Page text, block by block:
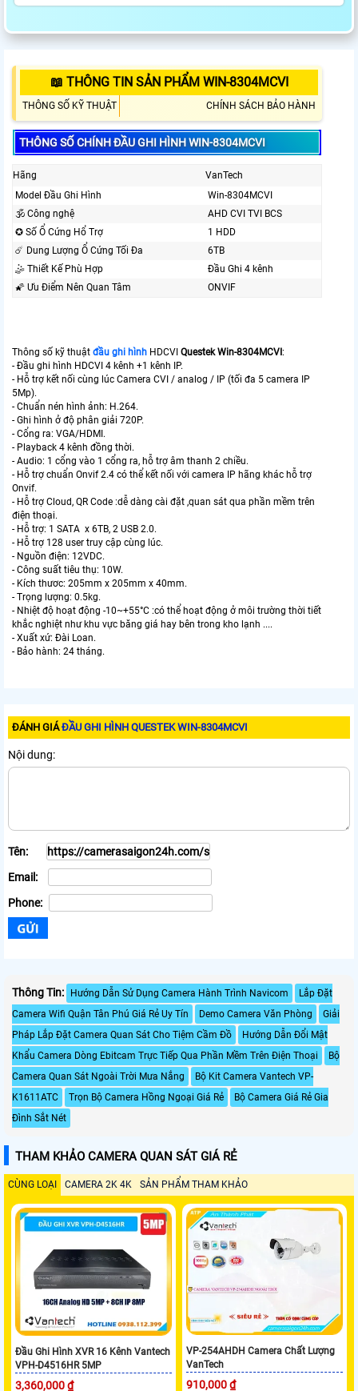
📖 THÔNG TIN SẢN PHẨM WIN-8304MCVI
THÔNG SỐ KỸ THUẬT CHÍNH SÁCH BẢO HÀNH
THÔNG SỐ CHÍNH ĐẦU GHI HÌNH WIN-8304MCVI
Hãng
VanTech
Model Đầu Ghi Hình
Win-8304MCVI
🕉️ Công nghệ
AHD CVI TVI BCS
✪ Số Ổ Cứng Hổ Trợ
1 HDD
☄️ Dung Lượng Ổ Cứng Tối Đa
6TB
🤹 Thiết Kế Phù Hợp
Đầu Ghi 4 kênh
🌠 Ưu Điểm Nên Quan Tâm
ONVIF
Thông số kỹ thuật đầu ghi hình HDCVI Questek Win-8304MCVI :
- Đầu ghi hình HDCVI 4 kênh +1 kênh IP.
- Hỗ trợ kết nối cùng lúc Camera CVI / analog / IP (tối đa 5 camera IP
5Mp).
- Chuẩn nén hình ảnh: H.264.
- Ghi hình ở độ phân giải 720P.
- Cổng ra: VGA/HDMI.
- Playback 4 kênh đồng thời.
- Audio: 1 cổng vào 1 cổng ra, hỗ trợ âm thanh 2 chiều.
- Hỗ trợ chuẩn Onvif 2.4 có thể kết nối với camera IP hãng khác hỗ trợ
Onvif.
- Hỗ trợ Cloud, QR Code :dễ dàng cài đặt ,quan sát qua phần mềm trên
điện thoại.
- Hỗ trợ: 1 SATA x 6TB, 2 USB 2.0.
- Hỗ trợ 128 user truy cập cùng lúc.
- Nguồn điện: 12VDC.
- Công suất tiêu thụ: 10W.
- Kích thươc: 205mm x 205mm x 40mm.
- Trọng lượng: 0.5kg.
- Nhiệt độ hoạt động -10~+55°C :có thể hoạt động ở môi trường thời tiết
khắc nghiệt như khu vực băng giá hay bên trong kho lạnh ....
- Xuất xứ: Đài Loan.
- Bảo hành: 24 tháng.
ĐÁNH GIÁĐẦU GHI HÌNH QUESTEK WIN-8304MCVI
Nội dung:
Tên:
Email:
Phone:
Thông Tin: Hướng Dẫn Sử Dụng Camera Hành Trình Navicom
Lắp Đặt
Camera Wifi Quận Tân Phú Giá Rẻ Uy Tín
Demo Camera Văn Phòng
Giải
Pháp Lắp Đặt Camera Quan Sát Cho Tiệm Cầm Đồ
Hướng Dẫn Đổi Mật
Khẩu Camera Dòng Ebitcam Trực Tiếp Qua Phần Mềm Trên Điện Thoại
Bộ
Camera Quan Sát Ngoài Trời Mưa Nắng
Bộ Kit Camera Vantech VP-
K1611ATC
Trọn Bộ Camera Hồng Ngoại Giá Rẻ
Bộ Camera Giá Rẻ Gia
Đình Sắt Nét
THAM KHẢO CAMERA QUAN SÁT GIÁ RẺ
CÙNG LOẠI CAMERA 2K 4K SẢN PHẨM THAM KHẢO
Đầu Ghi Hình XVR 16 Kênh Vantech
VPH-D4516HR 5MP
3,360,000 ₫
VP-254AHDH Camera Chất Lượng
VanTech
910,000 ₫